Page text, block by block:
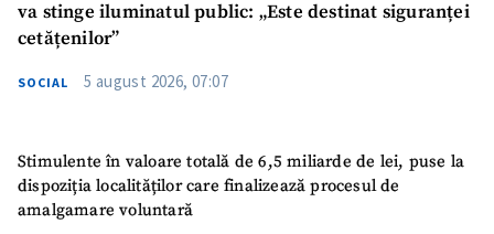
va stinge iluminatul public: „Este destinat siguranței
cetățenilor”
SOCIAL 5 august 2026, 07:07
Stimulente în valoare totală de 6,5 miliarde de lei, puse la
dispoziția localităților care finalizează procesul de
amalgamare voluntară